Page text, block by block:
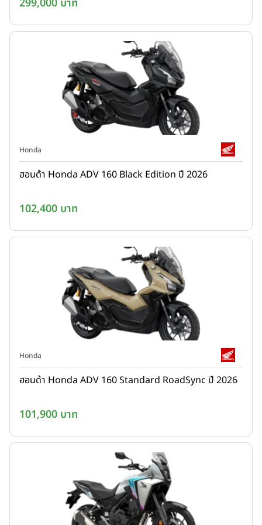
299,000 บาท
Honda
ฮอนด้า Honda ADV 160 Black Edition ปี 2026
102,400 บาท
Honda
ฮอนด้า Honda ADV 160 Standard RoadSync ปี 2026
101,900 บาท